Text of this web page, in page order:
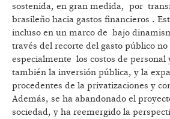
sostenida, en gran medida, por
brasileño hacia gastos financieros .
incluso en un marco de bajo
través del recorte del gasto público
especialmente los costos de personal
también la inversión pública, y la
procedentes de la privatizaciones y
Además, se ha abandonado el
sociedad, y ha reemergido la